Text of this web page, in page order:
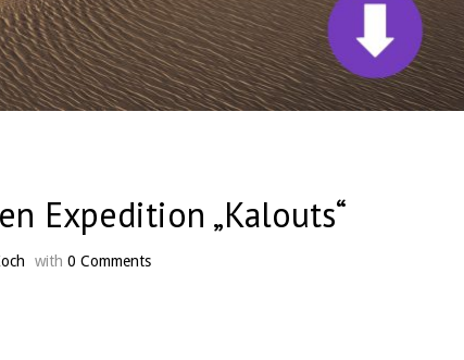
Expedition „Kalouts“
with 0 Comments